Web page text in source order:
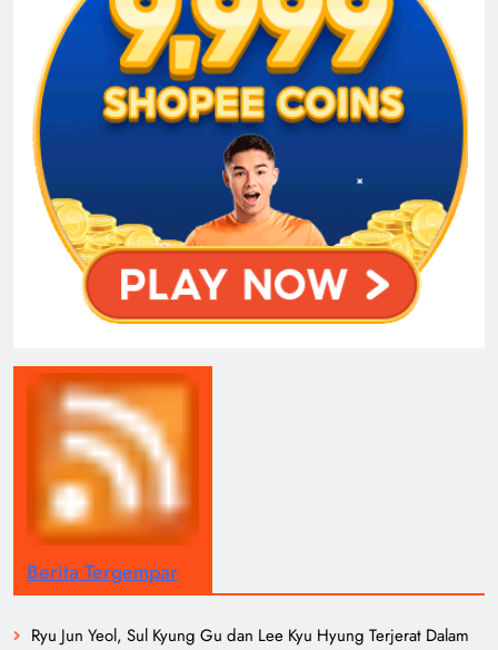
Berita Tergempar
Ryu Jun Yeol, Sul Kyung Gu dan Lee Kyu Hyung Terjerat Dalam